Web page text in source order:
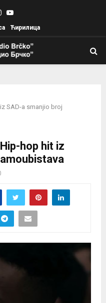
Instagram
Youtube
Ћирилица
SAD-a smanjio broj
hop hit iz